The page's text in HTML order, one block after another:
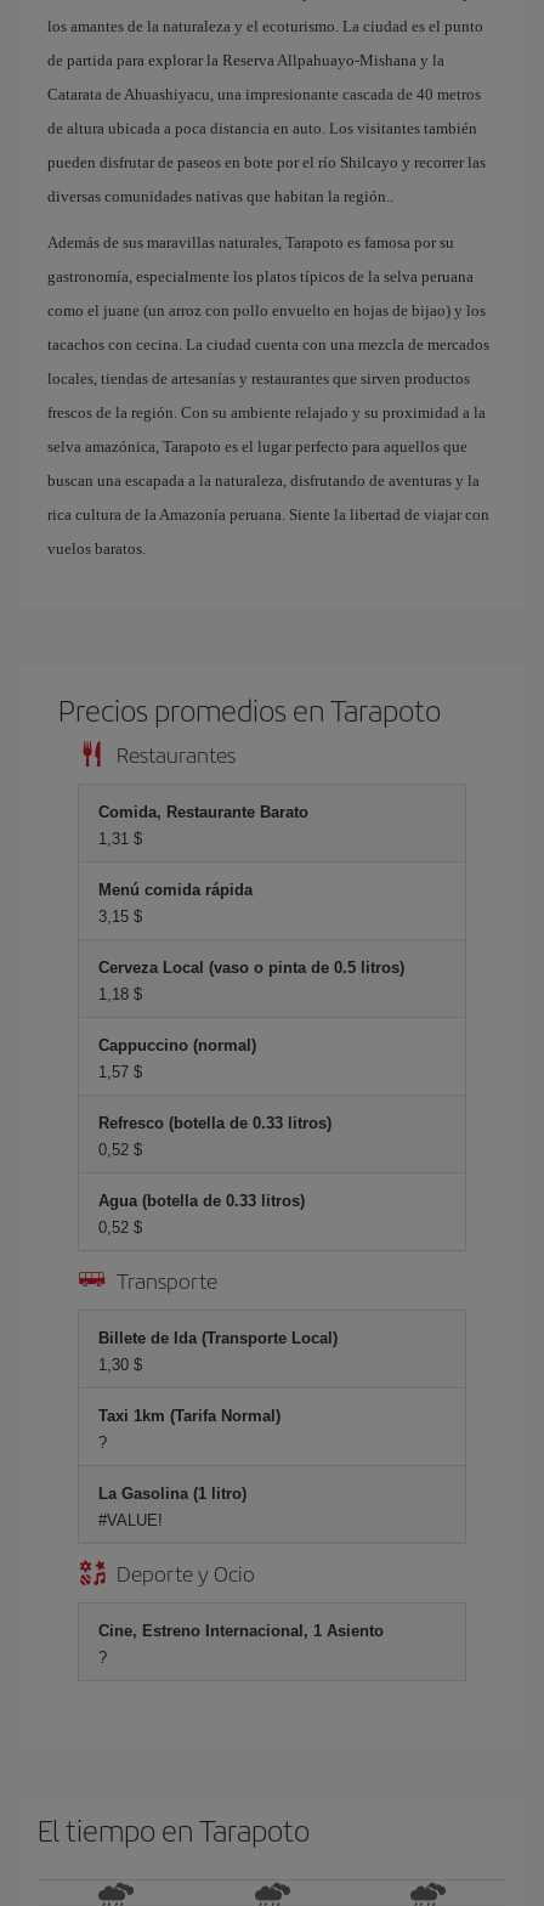
los amantes de la naturaleza y el ecoturismo. La ciudad es el punto
de partida para explorar la Reserva Allpahuayo-Mishana y la
Catarata de Ahuashiyacu, una impresionante cascada de 40 metros
de altura ubicada a poca distancia en auto. Los visitantes también
pueden disfrutar de paseos en bote por el río Shilcayo y recorrer las
diversas comunidades nativas que habitan la región..
Además de sus maravillas naturales, Tarapoto es famosa por su
gastronomía, especialmente los platos típicos de la selva peruana
como el juane (un arroz con pollo envuelto en hojas de bijao) y los
tacachos con cecina. La ciudad cuenta con una mezcla de mercados
locales, tiendas de artesanías y restaurantes que sirven productos
frescos de la región. Con su ambiente relajado y su proximidad a la
selva amazónica, Tarapoto es el lugar perfecto para aquellos que
buscan una escapada a la naturaleza, disfrutando de aventuras y la
rica cultura de la Amazonía peruana. Siente la libertad de viajar con
vuelos baratos.
Precios promedios en Tarapoto
Restaurantes
Comida, Restaurante Barato
1,31 $
Menú comida rápida
3,15 $
Cerveza Local (vaso o pinta de 0.5 litros)
1,18 $
Cappuccino (normal)
1,57 $
Refresco (botella de 0.33 litros)
0,52 $
Agua (botella de 0.33 litros)
0,52 $
Transporte
Billete de Ida (Transporte Local)
1,30 $
Taxi 1km (Tarifa Normal)
?
La Gasolina (1 litro)
#VALUE!
Deporte y Ocio
Cine, Estreno Internacional, 1 Asiento
?
El tiempo en Tarapoto